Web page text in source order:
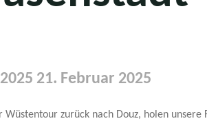
21. Februar 2025
zurück nach Douz, holen